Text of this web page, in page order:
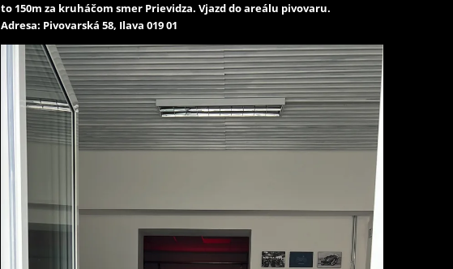
to 150m za kruháčom smer Prievidza. Vjazd do areálu pivovaru.
Adresa: Pivovarská 58, Ilava 019 01